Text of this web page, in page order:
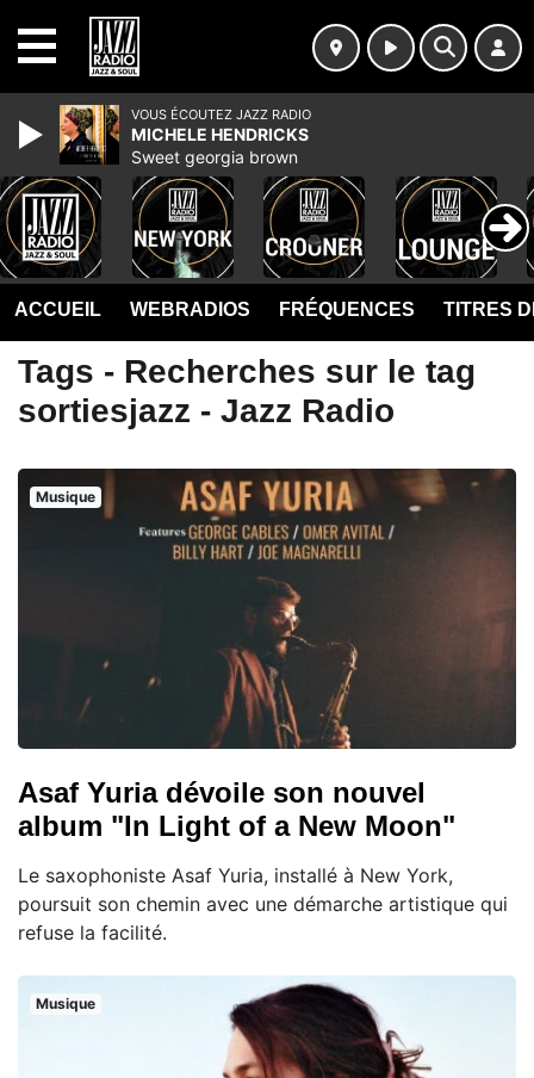
ACCUEIL WEBRADIOS FRÉQUENCES TITRES
Tags - Recherches sur le tag
sortiesjazz - Jazz Radio
Musique
Asaf Yuria dévoile son nouvel
album "In Light of a New Moon"
Le saxophoniste Asaf Yuria, installé à New York,
poursuit son chemin avec une démarche artistique qui
refuse la facilité.
Musique
VOUS ÉCOUTEZ JAZZ RADIO
MICHELE HENDRICKS
Sweet georgia brown